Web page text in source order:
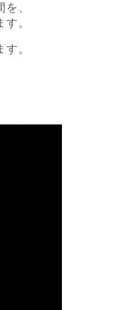
、
。
。